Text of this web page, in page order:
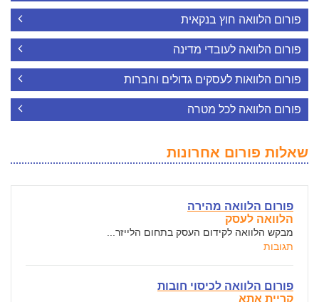
פורום הלוואה חוץ בנקאית
פורום הלוואה לעובדי מדינה
פורום הלוואות לעסקים גדולים וחברות
פורום הלוואה לכל מטרה
שאלות פורום אחרונות
פורום הלוואה מהירה
הלוואה לעסק
מבקש הלוואה לקידום העסק בתחום הלייזר...
תגובות
פורום הלוואה לכיסוי חובות
קריית אתא